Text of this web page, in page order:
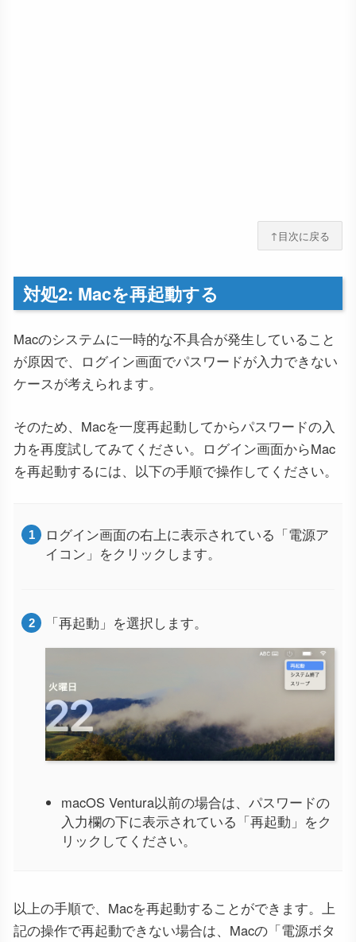
↑目次に戻る
対処2: Macを再起動する
Macのシステムに一時的な不具合が発生していること
が原因で、ログイン画面でパスワードが入力できない
ケースが考えられます。
そのため、Macを一度再起動してからパスワードの入
力を再度試してみてください。ログイン画面からMac
を再起動するには、以下の手順で操作してください。
ログイン画面の右上に表示されている「電源ア
イコン」をクリックします。
「再起動」を選択します。
macOS Ventura以前の場合は、パスワードの
入力欄の下に表示されている「再起動」をク
リックしてください。
以上の手順で、Macを再起動することができます。上
記の操作で再起動できない場合は、Macの「電源ボタ